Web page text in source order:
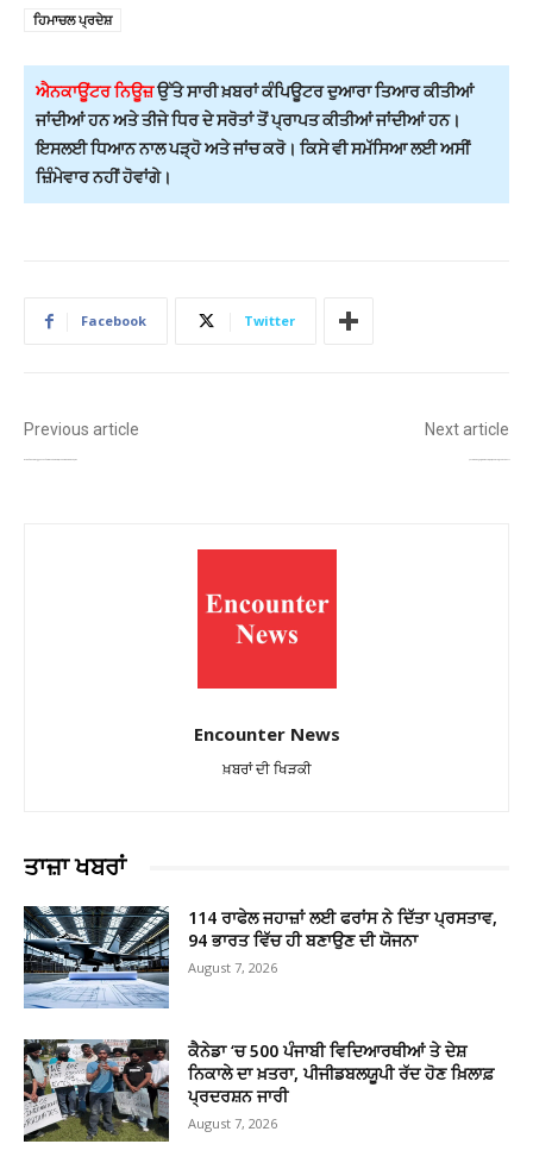
ਹਿਮਾਚਲ ਪ੍ਰਦੇਸ਼
ਐਨਕਾਊਂਟਰ ਨਿਊਜ਼ਉੱਤੇ ਸਾਰੀ ਖ਼ਬਰਾਂ ਕੰਪਿਊਟਰ ਦੁਆਰਾ ਤਿਆਰ ਕੀਤੀਆਂ
ਜਾਂਦੀਆਂ ਹਨ ਅਤੇ ਤੀਜੇ ਧਿਰ ਦੇ ਸਰੋਤਾਂ ਤੋਂ ਪ੍ਰਾਪਤ ਕੀਤੀਆਂ ਜਾਂਦੀਆਂ ਹਨ।
ਇਸਲਈ ਧਿਆਨ ਨਾਲ ਪੜ੍ਹੋ ਅਤੇ ਜਾਂਚ ਕਰੋ। ਕਿਸੇ ਵੀ ਸਮੱਸਿਆ ਲਈ ਅਸੀਂ
ਜ਼ਿੰਮੇਵਾਰ ਨਹੀਂ ਹੋਵਾਂਗੇ।
Facebook Twitter
Previous article Next article
Encounter News
ਖ਼ਬਰਾਂ ਦੀ ਖਿੜਕੀ
ਤਾਜ਼ਾ ਖਬਰਾਂ
114 ਰਾਫੇਲ ਜਹਾਜ਼ਾਂ ਲਈ ਫਰਾਂਸ ਨੇ ਦਿੱਤਾ ਪ੍ਰਸਤਾਵ,
94 ਭਾਰਤ ਵਿੱਚ ਹੀ ਬਣਾਉਣ ਦੀ ਯੋਜਨਾ
August 7, 2026
ਕੈਨੇਡਾ ‘ਚ 500 ਪੰਜਾਬੀ ਵਿਦਿਆਰਥੀਆਂ ਤੇ ਦੇਸ਼
ਨਿਕਾਲੇ ਦਾ ਖ਼ਤਰਾ, ਪੀਜੀਡਬਲਯੂਪੀ ਰੱਦ ਹੋਣ ਖ਼ਿਲਾਫ਼
ਪ੍ਰਦਰਸ਼ਨ ਜਾਰੀ
August 7, 2026